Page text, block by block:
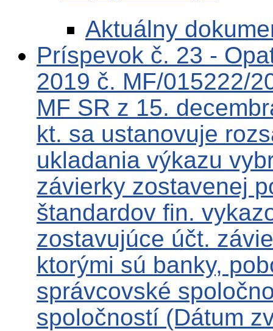
Aktuálny
Príspevok č. 23 -
2019 č. MF/015222/
MF SR z 15.
kt. sa ustanovuje
ukladania výkazu
závierky zostavenej
štandardov fin.
zostavujúce účt.
ktorými sú banky,
správcovské
spoločností (Dátum